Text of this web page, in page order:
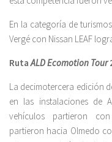
En la categoría de
Vergé con Nissan LEAF
RutaALD Ecomotion Tour
La decimotercera edición
en las instalaciones de
vehículos partieron
partieron hacia Olmedo